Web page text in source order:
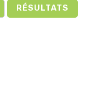
RÉSULTATS